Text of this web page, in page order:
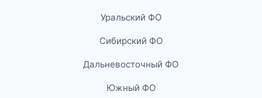
Уральский ФО
Сибирский ФО
Дальневосточный ФО
Южный ФО